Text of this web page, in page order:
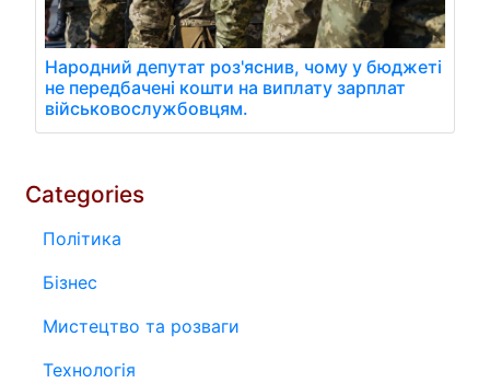
Народний депутат роз'яснив, чому у бюджеті
не передбачені кошти на виплату зарплат
військовослужбовцям.
Categories
Політика
Бізнес
Мистецтво та розваги
Технологія